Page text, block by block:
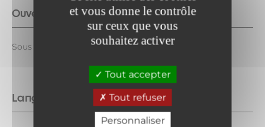
et vous donne le contrôle
sur ceux que vous
souhaitez activer
Tout accepter
Tout refuser
Personnaliser
Ouverture complémentaire
Sous réserve de conditions météo favorables
Langues parlées